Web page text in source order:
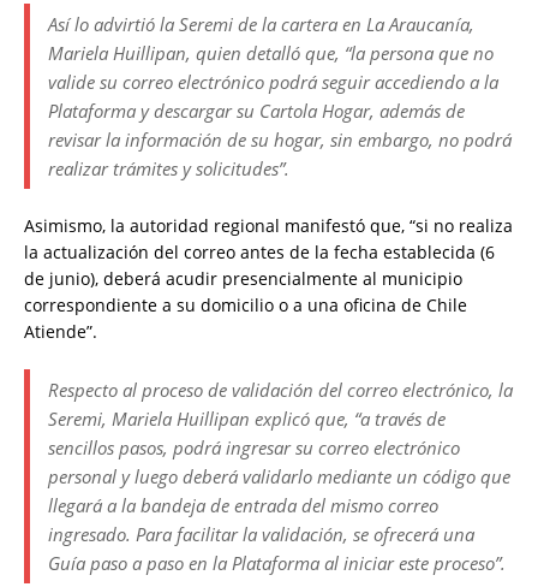
Así lo advirtió la Seremi de la cartera en La Araucanía,
Mariela Huillipan, quien detalló que, “la persona que no
valide su correo electrónico podrá seguir accediendo a la
Plataforma y descargar su Cartola Hogar, además de
revisar la información de su hogar, sin embargo, no podrá
realizar trámites y solicitudes”.
Asimismo, la autoridad regional manifestó que, “si no realiza
la actualización del correo antes de la fecha establecida (6
de junio), deberá acudir presencialmente al municipio
correspondiente a su domicilio o a una oficina de Chile
Atiende”.
Respecto al proceso de validación del correo electrónico, la
Seremi, Mariela Huillipan explicó que, “a través de
sencillos pasos, podrá ingresar su correo electrónico
personal y luego deberá validarlo mediante un código que
llegará a la bandeja de entrada del mismo correo
ingresado. Para facilitar la validación, se ofrecerá una
Guía paso a paso en la Plataforma al iniciar este proceso”.